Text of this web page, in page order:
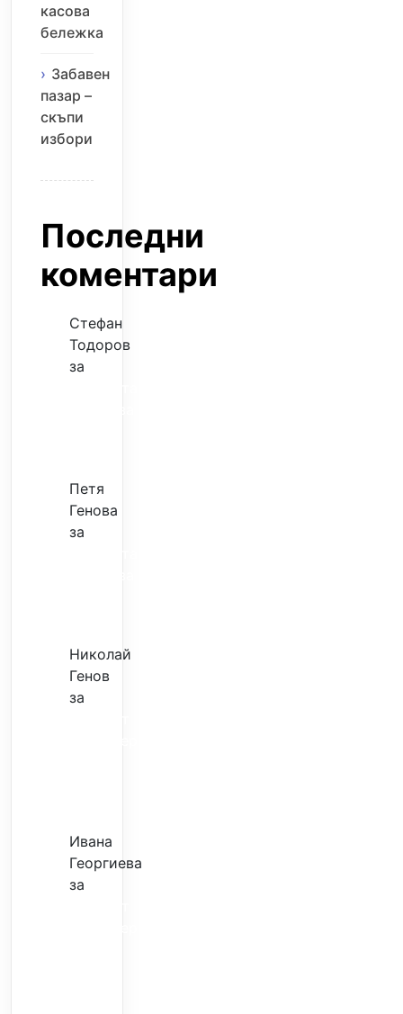
касова
бележка
Забавен
пазар –
скъпи
избори
Последни
коментари
Стефан
Тодоров
за
Петя
Генова
за
Николай
Генов
за
Ивана
Георгиева
за